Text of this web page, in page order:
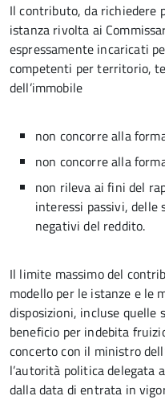
Il contributo, da richiedere
istanza rivolta ai
espressamente incaricati
competenti per territorio,
dell’immobile
non concorre alla
non concorre alla
non rileva ai fini del
interessi passivi, delle
negativi del reddito.
Il limite massimo del
modello per le istanze e le
disposizioni, incluse quelle
beneficio per indebita
concerto con il ministro
l’autorità politica delegata
dalla data di entrata in